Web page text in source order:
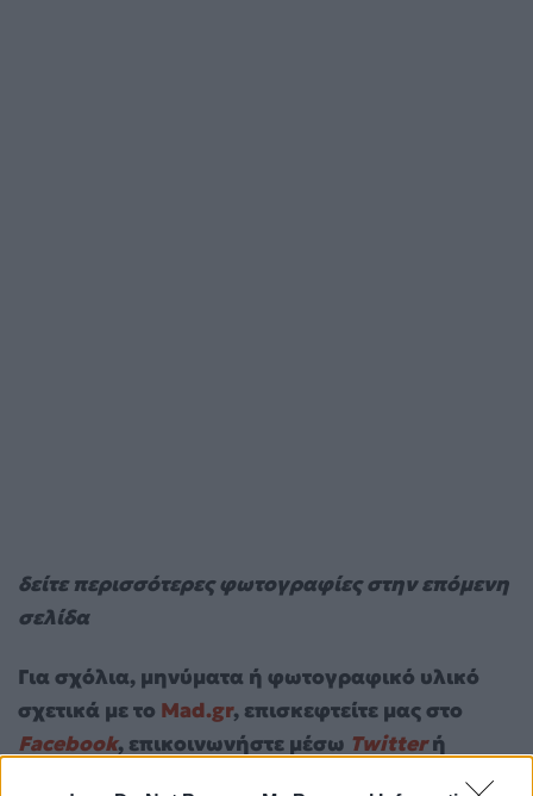
δείτε περισσότερες φωτογραφίες στην επόμενη
σελίδα
Για σχόλια, μηνύματα ή φωτογραφικό υλικό
σχετικά με το Mad.gr, επισκεφτείτε μας στο
Facebook, επικοινωνήστε μέσω Twitterή